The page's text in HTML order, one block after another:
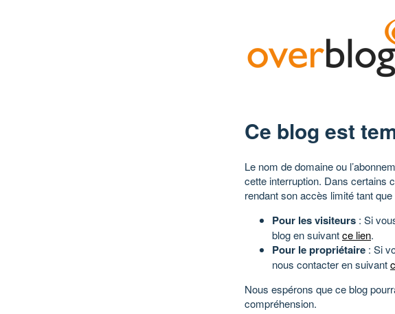
Ce blog est
Le nom de domaine ou
cette interruption. Dans certains
rendant son accès limité tant
Pour les visiteurs : Si
blog en suivantce lien.
Pour le propriétaire : Si
nous contacter en suivant
Nous espérons que ce blog
compréhension.